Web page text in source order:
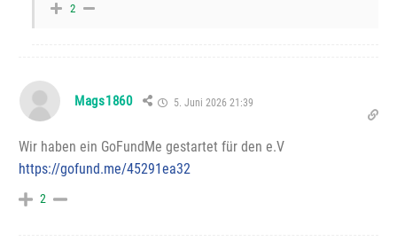
2
Mags1860 5. Juni 2026 21:39
Wir haben ein GoFundMe gestartet für den e.V
https://gofund.me/45291ea32
2